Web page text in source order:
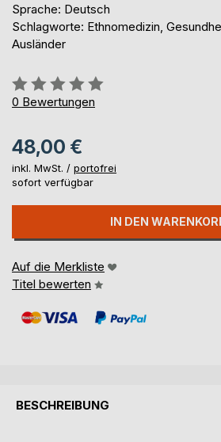
Sprache: Deutsch
Schlagworte: Ethnomedizin,
Ausländer
Bewertung::
0%
0 Bewertungen
48,00 €
inkl. MwSt. / portofrei
sofort verfügbar
IN DEN
Auf die Merkliste
Titel bewerten
BESCHREIBUNG